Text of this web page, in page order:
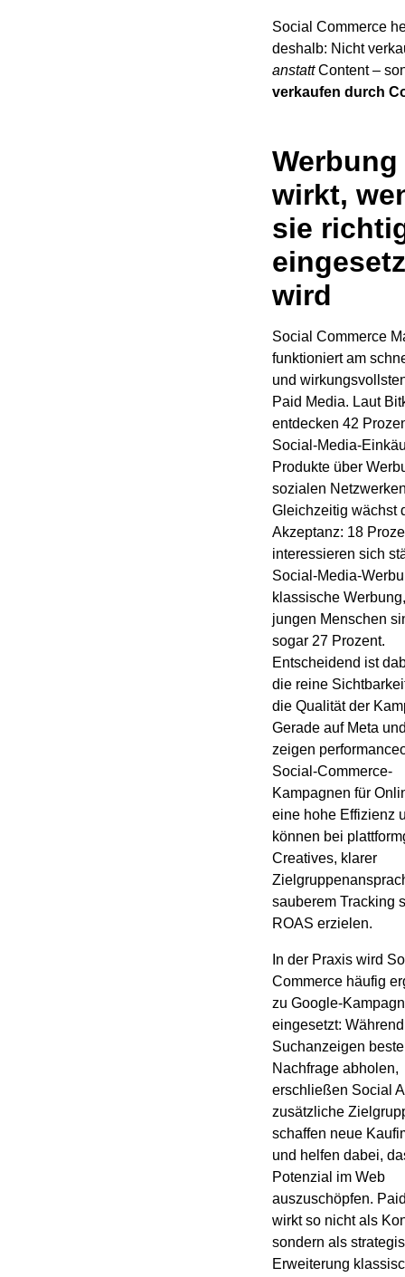
Social Commerce
deshalb: Nicht
anstattContent –
verkaufen durch
Werbung
wirkt,
sie
wird
Social Commerce
funktioniert am
und
Paid Media. Laut
entdecken 42
Social-Media-
Produkte über
sozialen
Gleichzeitig wächst
Akzeptanz: 18
interessieren sich
Social-Media-
klassische
jungen Menschen
sogar 27 Prozent.
Entscheidend ist
die reine
die Qualität der
Gerade auf Meta
zeigen
Social-Commerce-
Kampagnen für
eine hohe Effizienz
können bei
Creatives, klarer
sauberem Tracking
ROAS erzielen.
In der Praxis wird
Commerce häufig
zu Google-
eingesetzt: Während
Suchanzeigen
Nachfrage abholen,
erschließen Social
zusätzliche
schaffen neue
und helfen dabei,
Potenzial im Web
auszuschöpfen.
wirkt so nicht als
sondern als
Erweiterung